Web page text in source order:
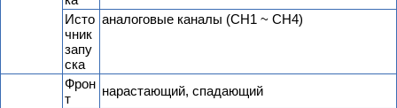
Исто
чник
запу
ска
аналоговые каналы (CH1 ~ CH4)
Фрон
т
нарастающий, спадающий